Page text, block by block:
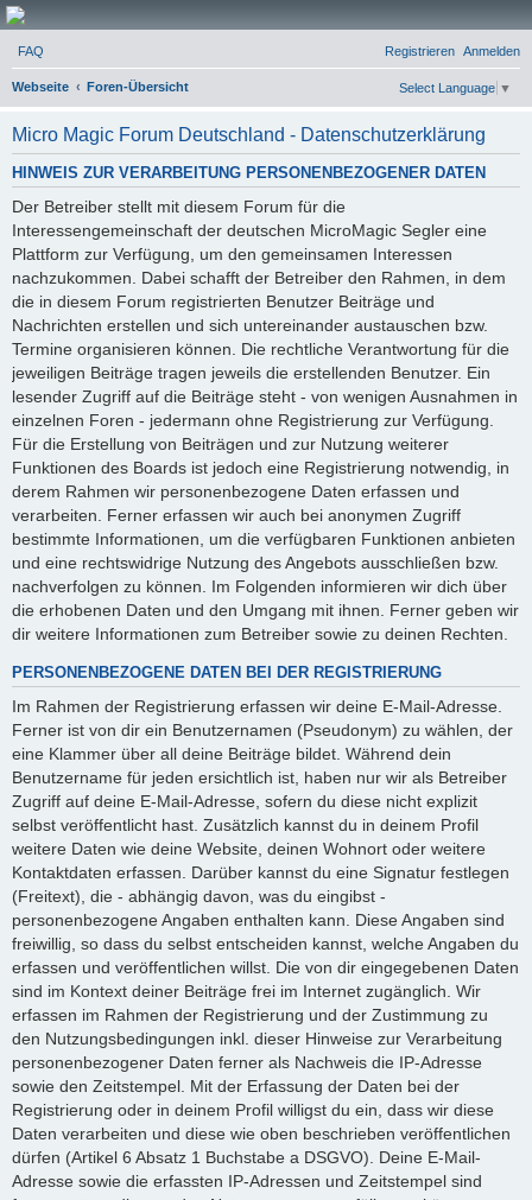
Micro Magic Forum
Deutschland
FAQ Anmelden
Registrieren
Webseite Foren-Übersicht Select Language ▼
Micro Magic Forum Deutschland - Datenschutzerklärung
HINWEIS ZUR VERARBEITUNG PERSONENBEZOGENER DATEN
Der Betreiber stellt mit diesem Forum für die
Interessengemeinschaft der deutschen MicroMagic Segler eine
Plattform zur Verfügung, um den gemeinsamen Interessen
nachzukommen. Dabei schafft der Betreiber den Rahmen, in dem
die in diesem Forum registrierten Benutzer Beiträge und
Nachrichten erstellen und sich untereinander austauschen bzw.
Termine organisieren können. Die rechtliche Verantwortung für die
jeweiligen Beiträge tragen jeweils die erstellenden Benutzer. Ein
lesender Zugriff auf die Beiträge steht - von wenigen Ausnahmen in
einzelnen Foren - jedermann ohne Registrierung zur Verfügung.
Für die Erstellung von Beiträgen und zur Nutzung weiterer
Funktionen des Boards ist jedoch eine Registrierung notwendig, in
derem Rahmen wir personenbezogene Daten erfassen und
verarbeiten. Ferner erfassen wir auch bei anonymen Zugriff
bestimmte Informationen, um die verfügbaren Funktionen anbieten
und eine rechtswidrige Nutzung des Angebots ausschließen bzw.
nachverfolgen zu können. Im Folgenden informieren wir dich über
die erhobenen Daten und den Umgang mit ihnen. Ferner geben wir
dir weitere Informationen zum Betreiber sowie zu deinen Rechten.
PERSONENBEZOGENE DATEN BEI DER REGISTRIERUNG
Im Rahmen der Registrierung erfassen wir deine E-Mail-Adresse.
Ferner ist von dir ein Benutzernamen (Pseudonym) zu wählen, der
eine Klammer über all deine Beiträge bildet. Während dein
Benutzername für jeden ersichtlich ist, haben nur wir als Betreiber
Zugriff auf deine E-Mail-Adresse, sofern du diese nicht explizit
selbst veröffentlicht hast. Zusätzlich kannst du in deinem Profil
weitere Daten wie deine Website, deinen Wohnort oder weitere
Kontaktdaten erfassen. Darüber kannst du eine Signatur festlegen
(Freitext), die - abhängig davon, was du eingibst -
personenbezogene Angaben enthalten kann. Diese Angaben sind
freiwillig, so dass du selbst entscheiden kannst, welche Angaben du
erfassen und veröffentlichen willst. Die von dir eingegebenen Daten
sind im Kontext deiner Beiträge frei im Internet zugänglich. Wir
erfassen im Rahmen der Registrierung und der Zustimmung zu
den Nutzungsbedingungen inkl. dieser Hinweise zur Verarbeitung
personenbezogener Daten ferner als Nachweis die IP-Adresse
sowie den Zeitstempel. Mit der Erfassung der Daten bei der
Registrierung oder in deinem Profil willigst du ein, dass wir diese
Daten verarbeiten und diese wie oben beschrieben veröffentlichen
dürfen (Artikel 6 Absatz 1 Buchstabe a DSGVO). Deine E-Mail-
Adresse sowie die erfassten IP-Adressen und Zeitstempel sind